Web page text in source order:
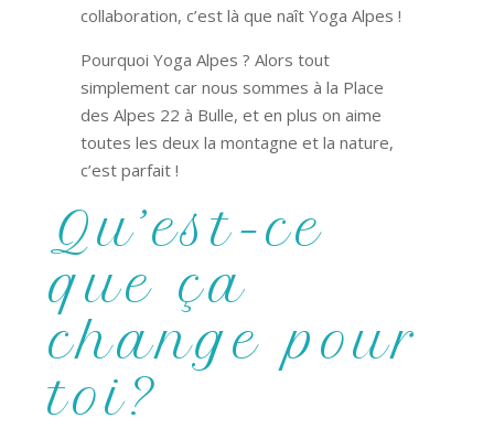
collaboration, c’est là que naît Yoga Alpes !
Pourquoi Yoga Alpes ? Alors tout
simplement car nous sommes à la Place
des Alpes 22 à Bulle, et en plus on aime
toutes les deux la montagne et la nature,
c’est parfait !
Qu’est-ce
que ça
change pour
toi?